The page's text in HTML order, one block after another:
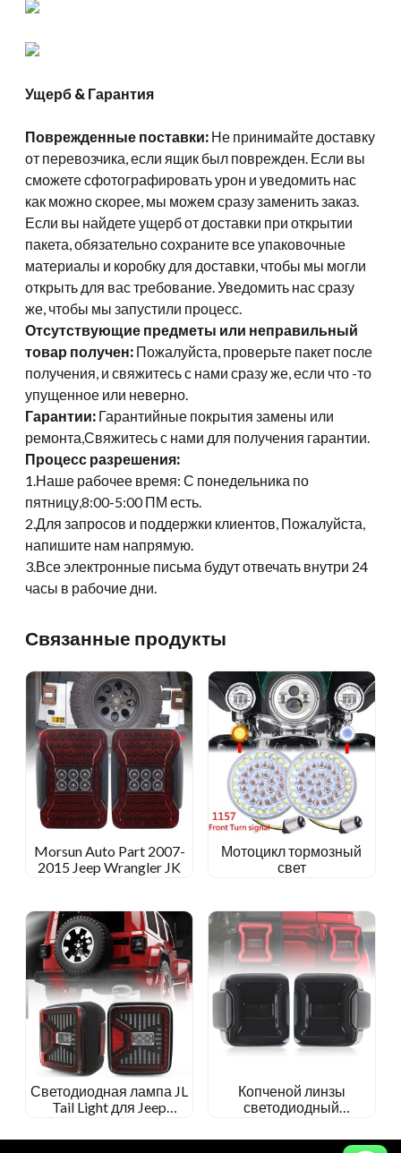
Ущерб & Гарантия
Поврежденные поставки: Не принимайте доставку
от перевозчика, если ящик был поврежден. Если вы
сможете сфотографировать урон и уведомить нас
как можно скорее, мы можем сразу заменить заказ.
Если вы найдете ущерб от доставки при открытии
пакета, обязательно сохраните все упаковочные
материалы и коробку для доставки, чтобы мы могли
открыть для вас требование. Уведомить нас сразу
же, чтобы мы запустили процесс.
Отсутствующие предметы или неправильный
товар получен: Пожалуйста, проверьте пакет после
получения, и свяжитесь с нами сразу же, если что -то
упущенное или неверно.
Гарантии: Гарантийные покрытия замены или
ремонта,Свяжитесь с нами для получения гарантии.
Процесс разрешения:
1.Наше рабочее время: С понедельника по
пятницу,8:00-5:00 ПМ есть.
2.Для запросов и поддержки клиентов, Пожалуйста,
напишите нам напрямую.
3.Все электронные письма будут отвечать внутри 24
часы в рабочие дни.
Связанные продукты
Morsun Auto Part 2007-
2015 Jeep Wrangler JK
Мотоцикл тормозный
свет
Светодиодная лампа JL
Tail Light для Jeep
Копченой линзы
светодиодный
тормоза обратная